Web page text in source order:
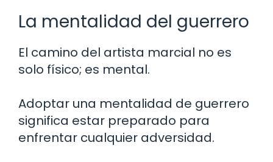
La mentalidad del guerrero
El camino del artista marcial no es
solo físico; es mental.
Adoptar una mentalidad de guerrero
significa estar preparado para
enfrentar cualquier adversidad.